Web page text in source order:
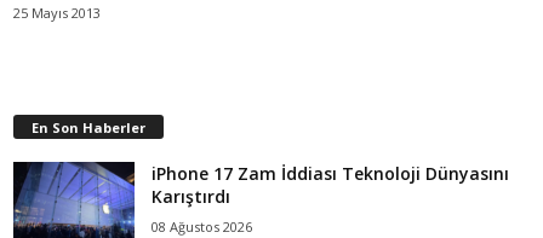
25 Mayıs 2013
En Son Haberler
iPhone 17 Zam İddiası Teknoloji Dünyasını
Karıştırdı
08 Ağustos 2026